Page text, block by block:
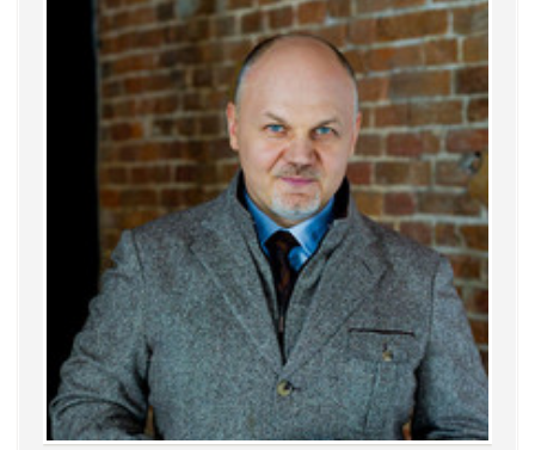
защищает частную собственность. Данные декабрьского опроса
привел портал Право.ру. Более...